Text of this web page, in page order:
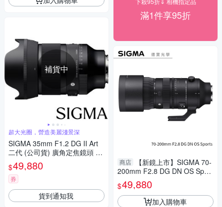
補貨中
超大光圈，營造美麗淺景深
SIGMA 35mm F1.2 DG II Art
二代 (公司貨) 廣角定焦鏡頭 人
像鏡 全片幅無反微單眼鏡頭
$49,880
券
貨到通知我
滿1件享95折
商店
【新鏡上市】SIGMA 70-
200mm F2.8 DG DN OS Sport
s for E mount 恆伸公司貨 飛羽
追星 棒球 必備
$49,880
加入購物車